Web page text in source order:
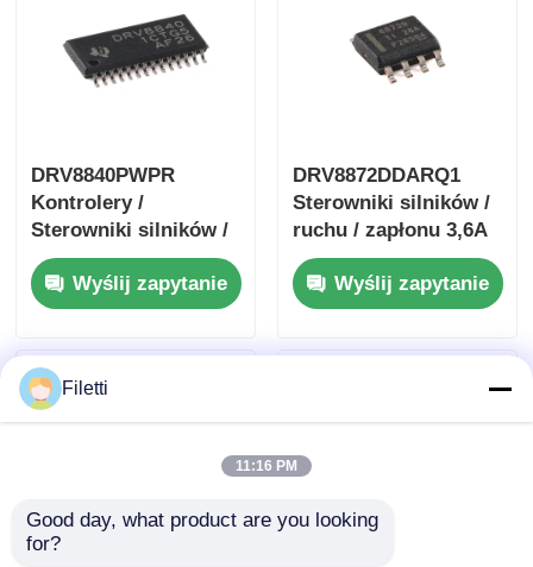
DRV8840PWPR
Kontrolery /
Sterowniki silników /
zapłonowe 5A silnika
DC szczotkowego
Wyślij zapytanie
DRV8872DDARQ1
Sterowniki silników /
ruchu / zapłonu 3,6A
sterownik silnika
szczotkowego DC z
raportowaniem
Wyślij zapytanie
Filetti
11:16 PM
Good day, what product are you looking
for?